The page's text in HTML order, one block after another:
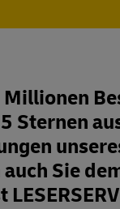
Millionen
Sternen
Sie